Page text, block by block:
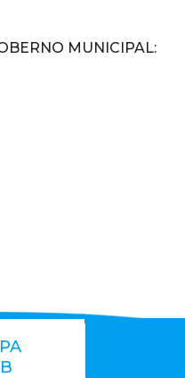
MUNICIPAL: